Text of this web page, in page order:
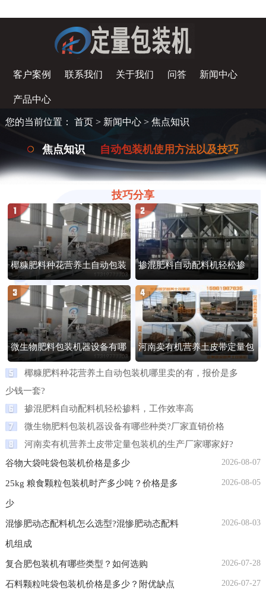
客户案例 联系我们 关于我们 问答 新闻中心
产品中心
您的当前位置： 首页> 新闻中心> 焦点知识
焦点知识 自动包装机使用方法以及技巧
技巧分享
椰糠肥料种花营养土自动包装
机哪里卖的有，报价是多少钱
一套?
掺混肥料自动配料机轻松掺
料，工作效率高
微生物肥料包装机器设备有哪
些种类?厂家直销价格
河南卖有机营养土皮带定量包
装机的生产厂家哪家好?
椰糠肥料种花营养土自动包装机哪里卖的有，报价是多
少钱一套?
掺混肥料自动配料机轻松掺料，工作效率高
微生物肥料包装机器设备有哪些种类?厂家直销价格
河南卖有机营养土皮带定量包装机的生产厂家哪家好?
谷物大袋吨袋包装机价格是多少
2026-08-07
25kg 粮食颗粒包装机时产多少吨？价格是多
少
2026-08-05
混惨肥动态配料机怎么选型?混惨肥动态配料
机组成
2026-08-03
复合肥包装机有哪些类型？如何选购 2026-07-28
石料颗粒吨袋包装机价格是多少？附优缺点 2026-07-27